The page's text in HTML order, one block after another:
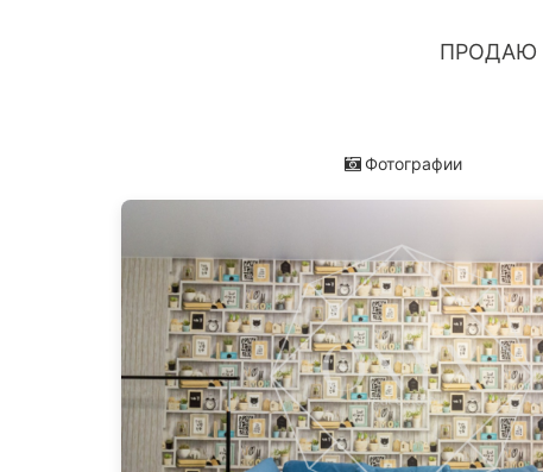
ПРОДАЮ
Фотографии